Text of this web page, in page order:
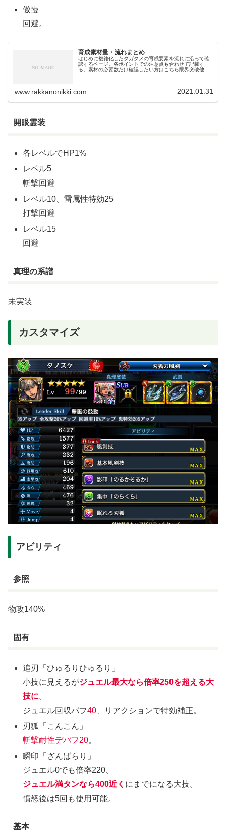
傲慢
回避。
育成素材量・流れまとめ
はじめに複雑化したタガタメの育成要素を流れに沿って確
認するページ。各ポイントでの注意点も合わせて記載す
る。素材の必要数だけ確認したい方はこちら限界突破他の
www.rakkanonikki.com 2021.01.31
開眼霊装
各レベルでHP1%
レベル5
斬撃回避
レベル10、雷属性特効25
打撃回避
レベル15
回避
真理の系譜
未実装
カスタマイズ
アビリティ
参照
物攻140%
固有
追刃「ひゅるりひゅるり」
小技に見えるがジュエル最大なら倍率250を超える大
技に。
ジュエル回収バフ40 、リアクションで特効補正。
刃狐「こんこん」
斬撃耐性デバフ20。
瞬印「ざんばらり」
ジュエル0でも倍率220、
ジュエル満タンなら400近く にまでになる大技。
憤怒後は5回も使用可能。
基本